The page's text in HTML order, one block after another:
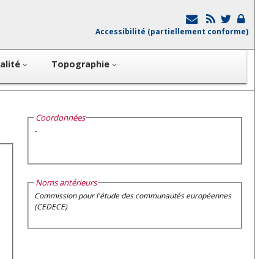
Accessibilité (partiellement conforme)
Topographie
Coordonnées
-
Noms antérieurs
Commission pour l'étude des communautés européennes
(CEDECE)